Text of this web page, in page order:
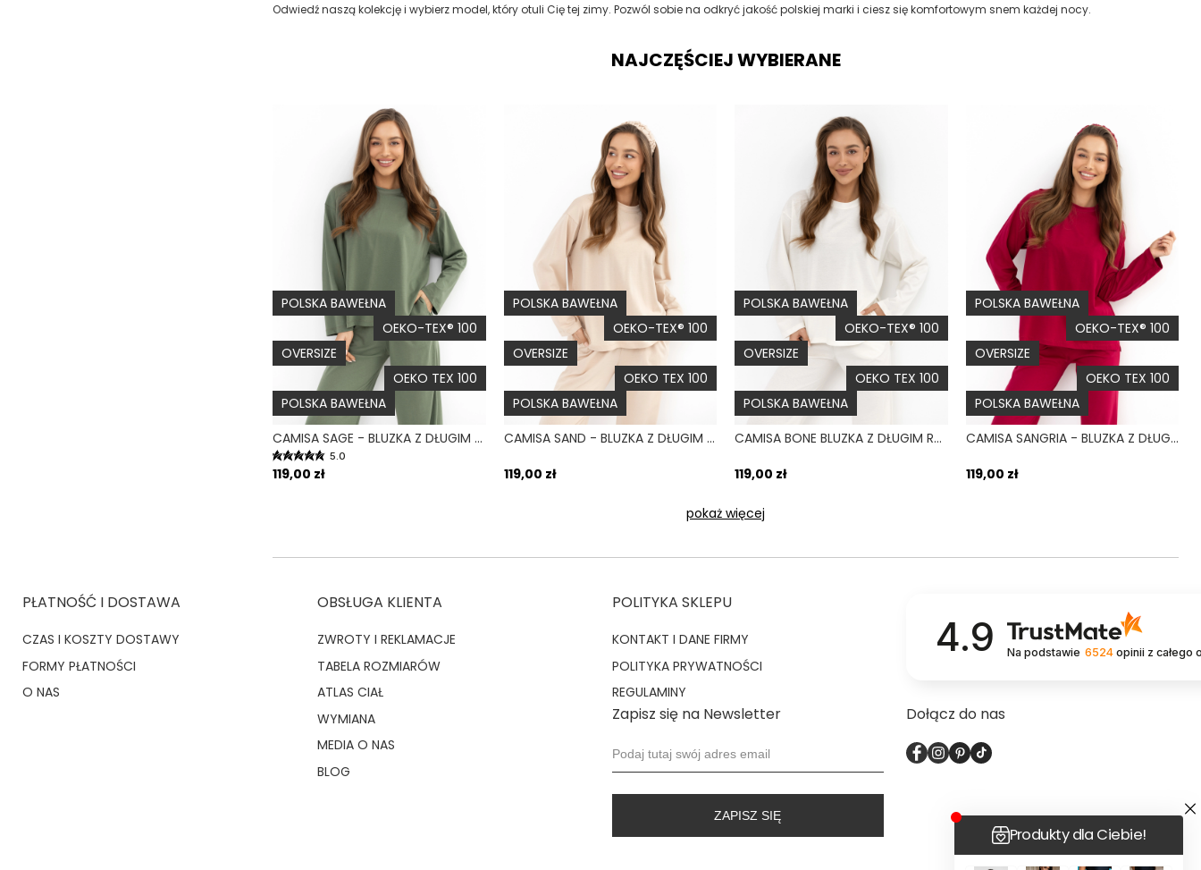
Odwiedź naszą kolekcję i wybierz model, który otuli Cię tej zimy. Pozwól sobie na odkryć jakość polskiej marki i ciesz się komfortowym snem każdej nocy.
NAJCZĘŚCIEJ WYBIERANE
POLSKA BAWEŁNA
OEKO-TEX® 100
OVERSIZE
OEKO TEX 100
POLSKA BAWEŁNA
CAMISA SAGE - BLUZKA Z DŁUGIM RĘKAWEM ZIELONA
5.0
119,00 zł
POLSKA BAWEŁNA
OEKO-TEX® 100
OVERSIZE
OEKO TEX 100
POLSKA BAWEŁNA
CAMISA SAND - BLUZKA Z DŁUGIM RĘKAWEM I ROZCIĘCIAMI BEŻOWA
119,00 zł
POLSKA BAWEŁNA
OEKO-TEX® 100
OVERSIZE
OEKO TEX 100
POLSKA BAWEŁNA
CAMISA BONE BLUZKA Z DŁUGIM RĘKAWEM BIAŁA
119,00 zł
POLSKA BAWEŁNA
OEKO-TEX® 100
OVERSIZE
OEKO TEX 100
POLSKA BAWEŁNA
CAMISA SANGRIA - BLUZKA Z DŁUGIM RĘKAWEM MALINOWA
119,00 zł
pokaż więcej
PŁATNOŚĆ I DOSTAWA
CZAS I KOSZTY DOSTAWY
FORMY PŁATNOŚCI
O NAS
OBSŁUGA KLIENTA
ZWROTY I REKLAMACJE
TABELA ROZMIARÓW
ATLAS CIAŁ
WYMIANA
MEDIA O NAS
BLOG
POLITYKA SKLEPU
KONTAKT I DANE FIRMY
POLITYKA PRYWATNOŚCI
REGULAMINY
Zapisz się na Newsletter
ZAPISZ SIĘ
4.9 Na podstawie 6524 opinii z całego
Dołącz do nas